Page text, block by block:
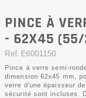
PINCE À
- 62X45
Ref. E6001150
Pince à verre semi-
dimension 62x45 mm,
verre d'une épaisseur
sécurité sont incluses.